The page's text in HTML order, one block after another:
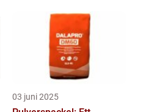
03 juni 2025